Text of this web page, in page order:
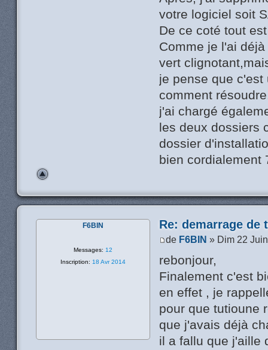
votre logiciel soit
De ce coté tout
Comme je l'ai
vert
je pense que
comment
j'ai chargé
les deux dossiers
dossier
bien cordialement
Re: demarrage de
de F6BIN » Dim 22
rebonjour,
Finalement c'est
en effet , je
pour que tutioune
que j'avais déjà
il a fallu que j'aille
F6BIN
Messages: 12
Inscription: 18 Avr 2014